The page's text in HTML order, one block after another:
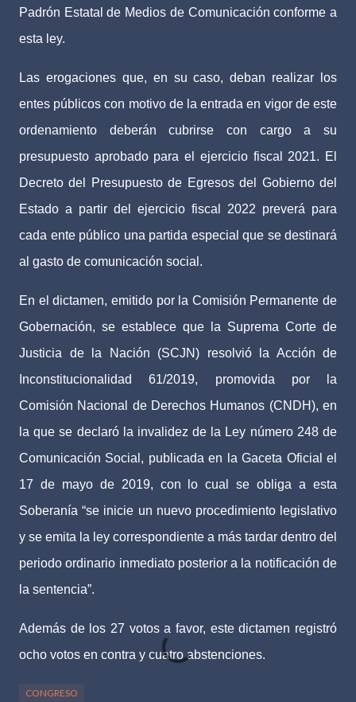
Padrón Estatal de Medios de Comunicación conforme a
esta ley.
Las erogaciones que, en su caso, deban realizar los
entes públicos con motivo de la entrada en vigor de este
ordenamiento deberán cubrirse con cargo a su
presupuesto aprobado para el ejercicio fiscal 2021. El
Decreto del Presupuesto de Egresos del Gobierno del
Estado a partir del ejercicio fiscal 2022 preverá para
cada ente público una partida especial que se destinará
al gasto de comunicación social.
En el dictamen, emitido por la Comisión Permanente de
Gobernación, se establece que la Suprema Corte de
Justicia de la Nación (SCJN) resolvió la Acción de
Inconstitucionalidad 61/2019, promovida por la
Comisión Nacional de Derechos Humanos (CNDH), en
la que se declaró la invalidez de la Ley número 248 de
Comunicación Social, publicada en la Gaceta Oficial el
17 de mayo de 2019, con lo cual se obliga a esta
Soberanía “se inicie un nuevo procedimiento legislativo
y se emita la ley correspondiente a más tardar dentro del
periodo ordinario inmediato posterior a la notificación de
la sentencia”.
Además de los 27 votos a favor, este dictamen registró
ocho votos en contra y cuatro abstenciones.
CONGRESO